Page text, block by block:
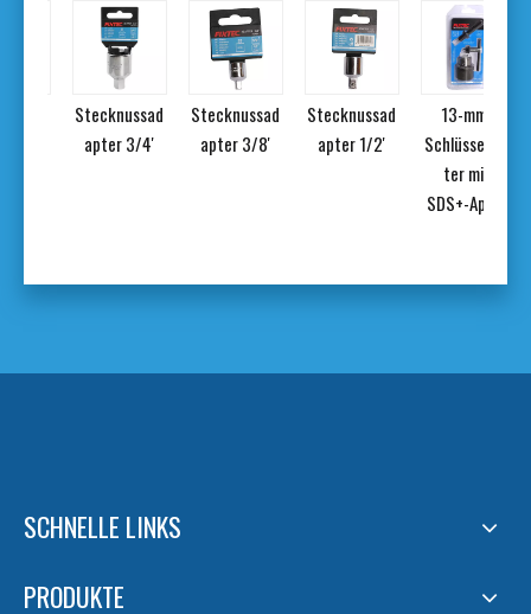
Stecknussad
apter 3/4'
Stecknussad
apter 3/8'
Stecknussad
apter 1/2'
13-mm-
Schlüsselfut
ter mit
SDS+-Appor
SCHNELLE LINKS
PRODUKTE